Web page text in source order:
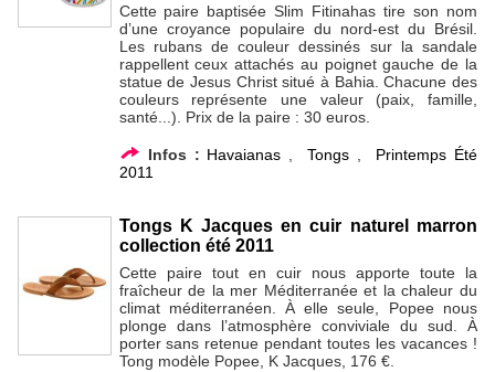
Cette paire baptisée Slim Fitinahas tire son nom
d’une croyance populaire du nord-est du Brésil.
Les rubans de couleur dessinés sur la sandale
rappellent ceux attachés au poignet gauche de la
statue de Jesus Christ situé à Bahia. Chacune des
couleurs représente une valeur (paix, famille,
santé...). Prix de la paire : 30 euros.
Infos : Havaianas ,Tongs , Printemps Été
2011
Tongs K Jacques en cuir naturel marron
collection été 2011
Cette paire tout en cuir nous apporte toute la
fraîcheur de la mer Méditerranée et la chaleur du
climat méditerranéen. À elle seule, Popee nous
plonge dans l’atmosphère conviviale du sud. À
porter sans retenue pendant toutes les vacances !
Tong modèle Popee, K Jacques, 176 €.